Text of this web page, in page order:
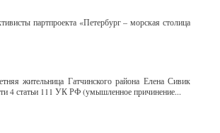
партпроекта «Петербург – морская столица
жительница Гатчинского района Елена Сивик
4 статьи 111 УК РФ (умышленное причинение...